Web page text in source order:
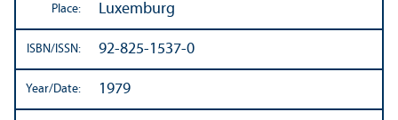
Place: Luxemburg
ISBN/ISSN: 92-825-1537-0
Year/Date: 1979